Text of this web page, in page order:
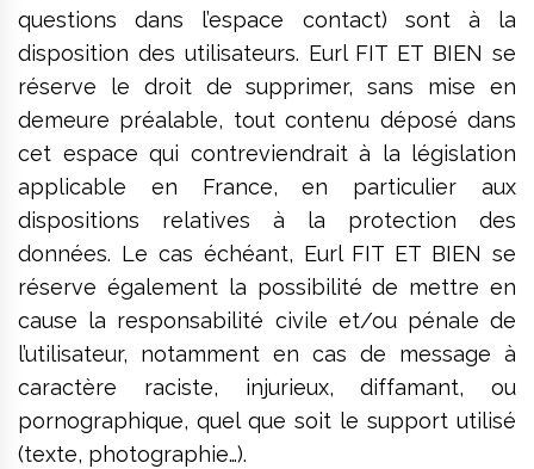
questions dans l’espace contact) sont à la
disposition des utilisateurs. Eurl FIT ET BIEN se
réserve le droit de supprimer, sans mise en
demeure préalable, tout contenu déposé dans
cet espace qui contreviendrait à la législation
applicable en France, en particulier aux
dispositions relatives à la protection des
données. Le cas échéant, Eurl FIT ET BIEN se
réserve également la possibilité de mettre en
cause la responsabilité civile et/ou pénale de
l’utilisateur, notamment en cas de message à
caractère raciste, injurieux, diffamant, ou
pornographique, quel que soit le support utilisé
(texte, photographie…).